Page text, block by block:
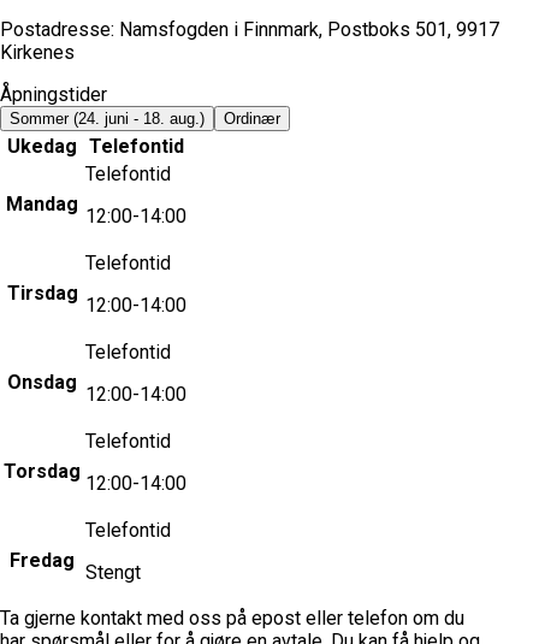
Postadresse: Namsfogden i Finnmark, Postboks 501, 9917
Kirkenes
Åpningstider
Sommer (24. juni - 18. aug.) Ordinær
Ukedag Telefontid
Mandag
Telefontid
12:00-14:00
Tirsdag
Telefontid
12:00-14:00
Onsdag
Telefontid
12:00-14:00
Torsdag
Telefontid
12:00-14:00
Fredag
Telefontid
Stengt
Ta gjerne kontakt med oss på epost eller telefon om du